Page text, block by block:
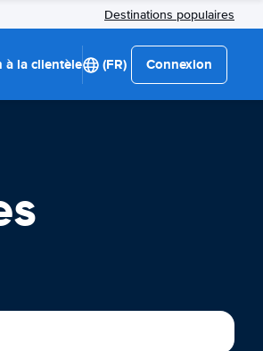
Destinations populaires
à la clientèle (FR) Connexion